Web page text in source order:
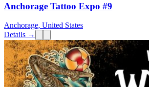
Anchorage Tattoo Expo #9
Anchorage, United States
Details →